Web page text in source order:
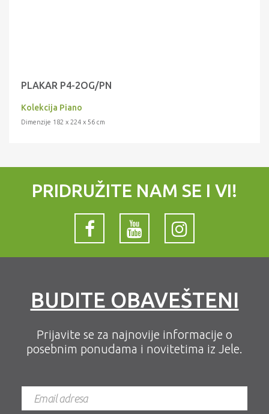
PLAKAR P4-2OG/PN
Kolekcija Piano
Dimenzije 182 x 224 x 56 cm
PRIDRUŽITE NAM SE I VI!
BUDITE OBAVEŠTENI
Prijavite se za najnovije informacije o
posebnim ponudama i novitetima iz Jele.